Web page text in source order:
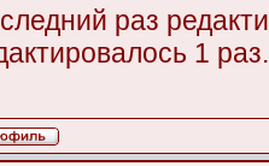
раз
1 раз.